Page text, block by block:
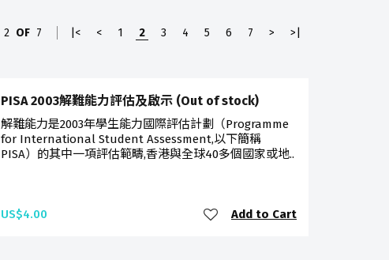
2 OF 7 |< < 1 2 3 4 5 6 7 > >|
PISA 2003解難能力評估及啟示 (Out of stock)
解難能力是2003年學生能力國際評估計劃（Programme
for International Student Assessment,以下簡稱
PISA）的其中一項評估範疇,香港與全球40多個國家或地..
US$4.00 Add to Cart